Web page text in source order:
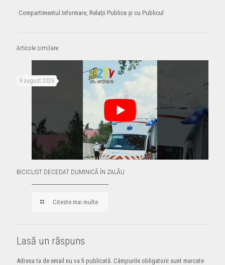
Compartimentul Informare, Relaţii Publice şi cu Publicul
Articole similare
9 august 2026
BICICLIST DECEDAT DUMINICÃ ÎN ZALÃU
Citeste mai multe
Lasă un răspuns
Adresa ta de email nu va fi publicată. Câmpurile obligatorii sunt marcate